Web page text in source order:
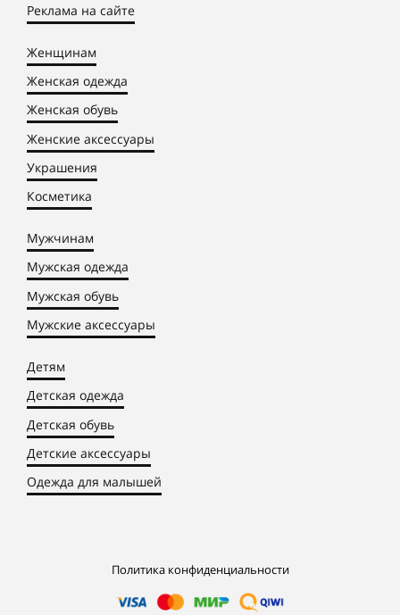
Реклама на сайте
Женщинам
Женская одежда
Женская обувь
Женские аксессуары
Украшения
Косметика
Мужчинам
Мужская одежда
Мужская обувь
Мужские аксессуары
Детям
Детская одежда
Детская обувь
Детские аксессуары
Одежда для малышей
Политика конфиденциальности